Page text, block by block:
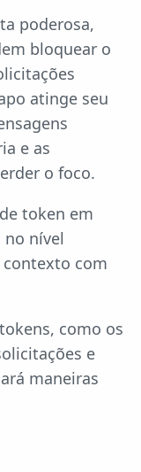
poderosa,
bloquear o
atinge seu
e as
o foco.
token em
nível
com
como os
e
maneiras